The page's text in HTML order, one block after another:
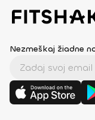
Nezmeškaj žiadne